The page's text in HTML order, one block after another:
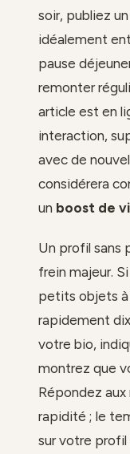
soir, publiez
idéalement
pause
remonter
article est en
interaction,
avec de
considérera
un boost de
Un profil sans
frein majeur.
petits objets à
rapidement
votre bio,
montrez que
Répondez
rapidité ; le
sur votre profil